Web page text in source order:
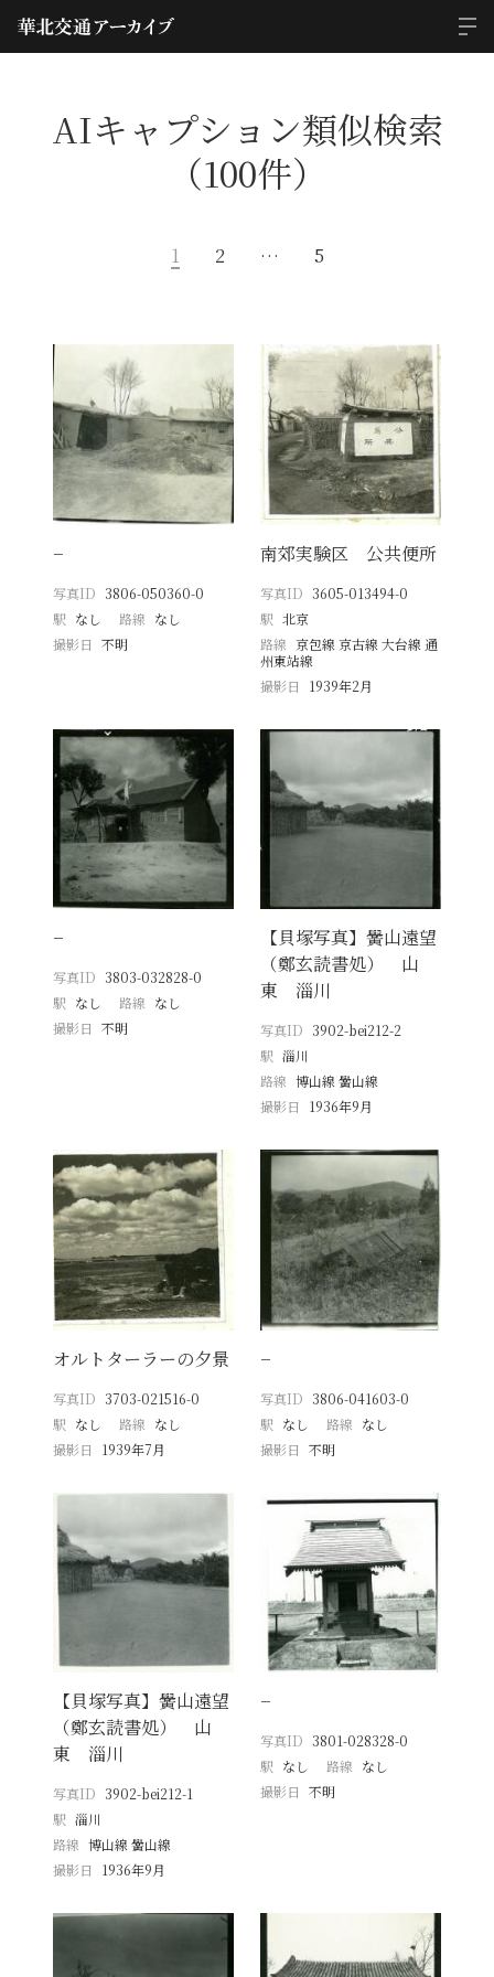
AIキャプション類似検索
（100件）
1 2 … 5
−
写真ID 3806-050360-0
駅 なし 路線 なし
撮影日
不明
南郊実験区 公共便所
写真ID 3605-013494-0
駅 北京
路線 京包線 京古線 大台線 通
州東站線
撮影日
1939年2月
−
写真ID 3803-032828-0
駅 なし 路線 なし
撮影日
不明
【貝塚写真】黌山遠望
（鄭玄読書処） 山
東 淄川
写真ID 3902-bei212-2
駅 淄川
路線 博山線 黌山線
撮影日
1936年9月
オルトターラーの夕景
写真ID 3703-021516-0
駅 なし 路線 なし
撮影日
1939年7月
−
写真ID 3806-041603-0
駅 なし 路線 なし
撮影日 不明
【貝塚写真】黌山遠望
（鄭玄読書処） 山
東 淄川
写真ID 3902-bei212-1
駅 淄川
路線 博山線 黌山線
撮影日
1936年9月
−
写真ID 3801-028328-0
駅 なし 路線 なし
撮影日 不明